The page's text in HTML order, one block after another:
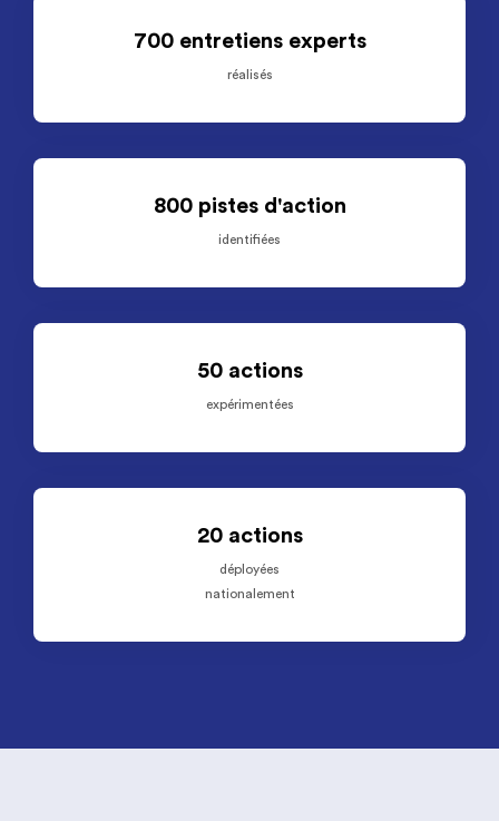
700 entretiens experts
réalisés
800 pistes d'action
identifiées
50 actions
expérimentées
20 actions
déployées
nationalement